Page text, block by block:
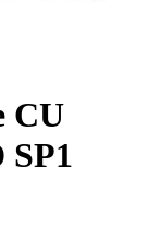
CU
SP1